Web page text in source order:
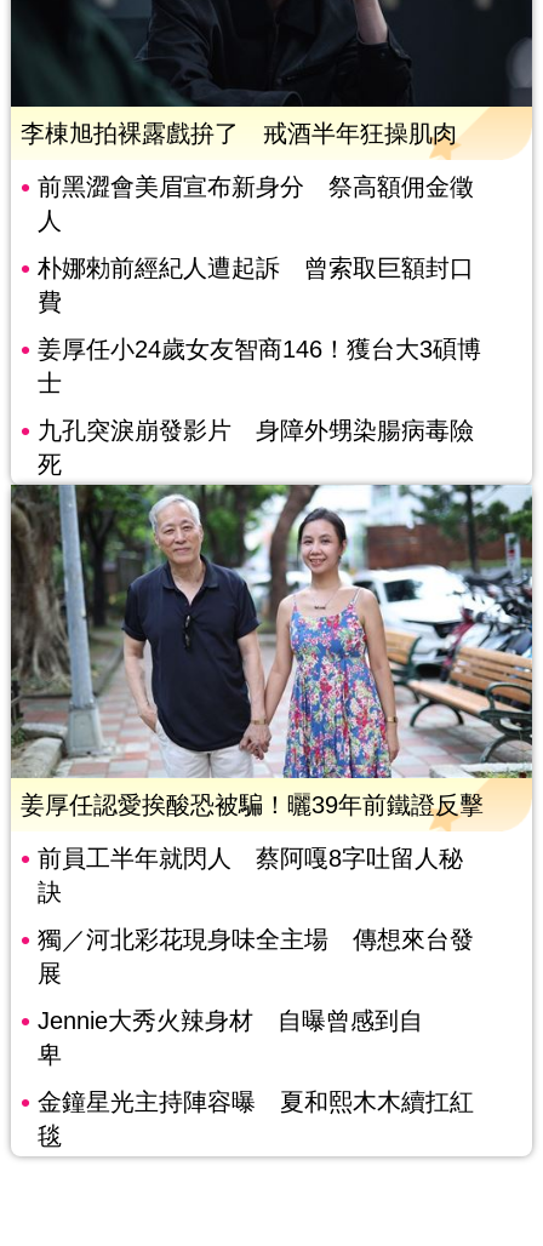
李棟旭拍裸露戲拚了 戒酒半年狂操肌肉
前黑澀會美眉宣布新身分 祭高額佣金徵
人
朴娜勑前經紀人遭起訴 曾索取巨額封口
費
姜厚任小24歲女友智商146！獲台大3碩博
士
九孔突淚崩發影片 身障外甥染腸病毒險
死
姜厚任認愛挨酸恐被騙！曬39年前鐵證反擊
前員工半年就閃人 蔡阿嘎8字吐留人秘
訣
獨／河北彩花現身味全主場 傳想來台發
展
Jennie大秀火辣身材 自曝曾感到自
卑
金鐘星光主持陣容曝 夏和熙木木續扛紅
毯